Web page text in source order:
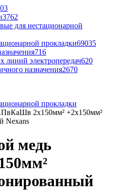
3762
для нестационарной
прокладки69035
716
линий электропередач620
назначения2670
прокладки
2x150мм² +2x150мм²
Nexans
медь